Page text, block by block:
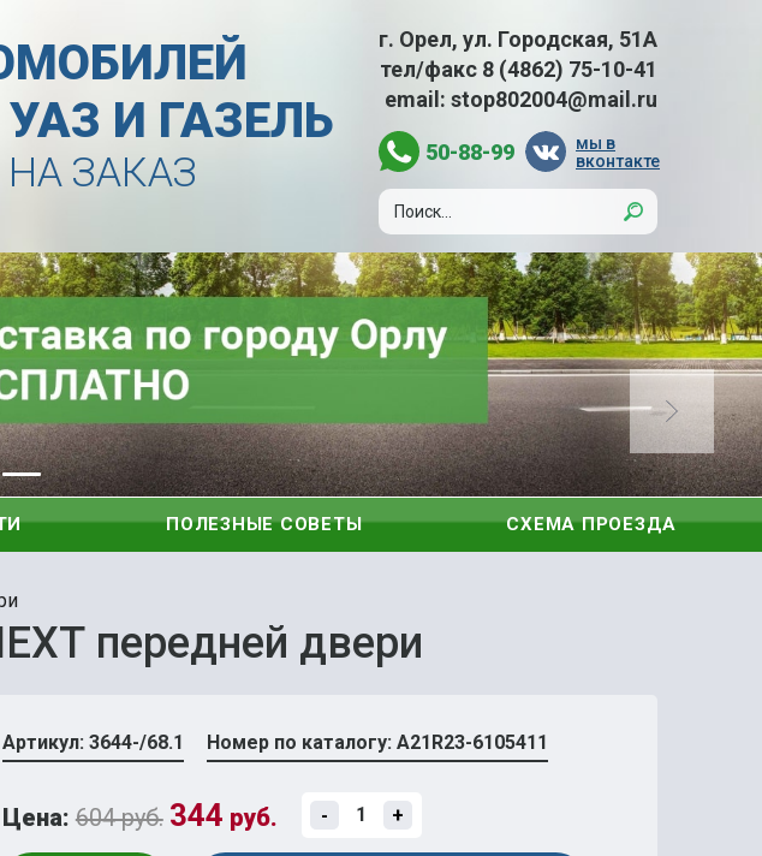
И ГАЗЕЛЬ
ЗАКАЗ
г. Орел, ул. Городская, 51А
тел/факс 8 (4862) 75-10-41
email: stop802004@mail.ru
50-88-99
мы в
вконтакте
ПОЛЕЗНЫЕ СОВЕТЫ СХЕМА ПРОЕЗДА
передней двери
Артикул: 3644-/68.1 Номер по каталогу: A21R23-6105411
Цена: 604 руб. 344 руб. - +